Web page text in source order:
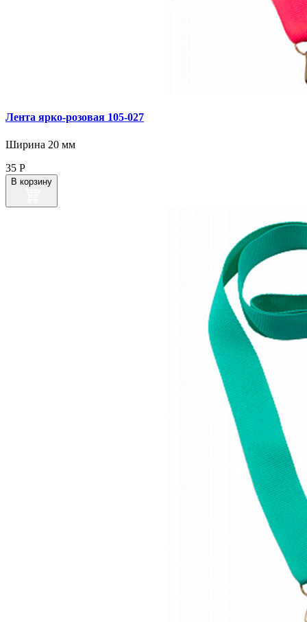
Лента ярко‑розовая 105‑027
Ширина 20 мм
35 Р
В корзину